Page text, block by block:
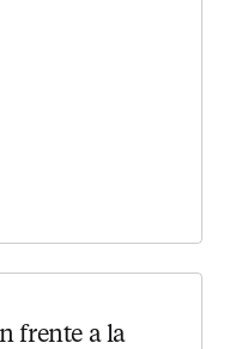
frente a la